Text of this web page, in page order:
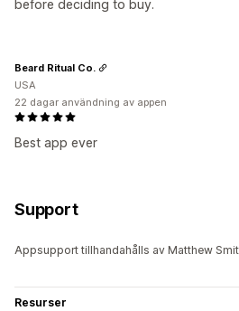
before deciding to buy.
Best app ever
Beard Ritual Co.
USA
22 dagar användning av appen
Support
Appsupport tillhandahålls av Matthew
Resurser